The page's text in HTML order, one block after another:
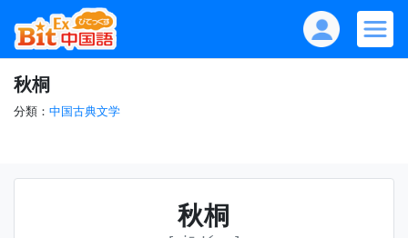
秋桐
分類： 中国古典文学
秋桐